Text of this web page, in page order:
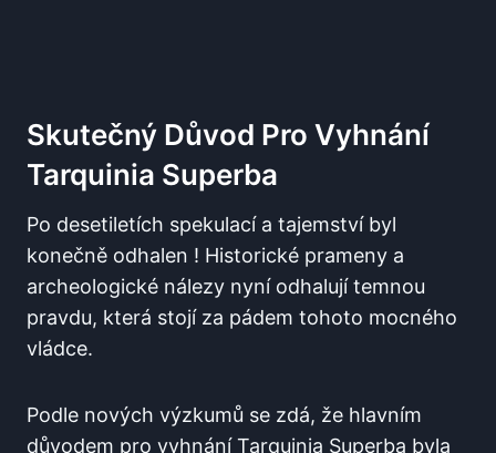
Skutečný Důvod Pro Vyhnání
Tarquinia Superba
Po desetiletích spekulací a tajemství byl
konečně odhalen ! Historické prameny a
archeologické nálezy nyní odhalují temnou
pravdu, která stojí za pádem tohoto mocného
vládce.
Podle nových výzkumů se zdá, že hlavním
důvodem pro vyhnání Tarquinia Superba byla